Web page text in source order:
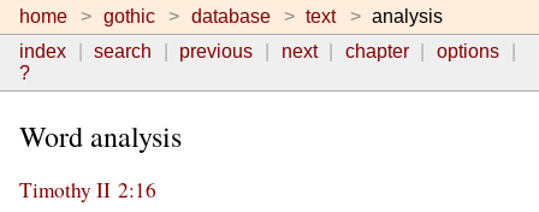
home gothic database text
analysis
index
search previous next chapter
options
?
Word analysis
Timothy II 2:16